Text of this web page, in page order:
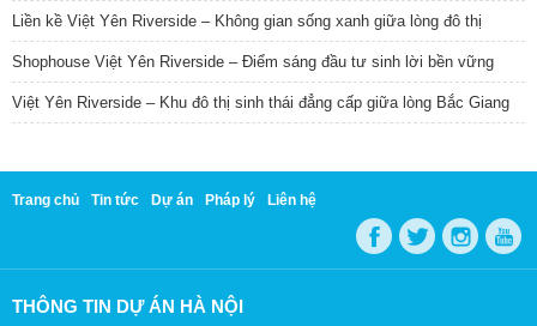
Liền kề Việt Yên Riverside – Không gian sống xanh giữa lòng đô thị
Shophouse Việt Yên Riverside – Điểm sáng đầu tư sinh lời bền vững
Việt Yên Riverside – Khu đô thị sinh thái đẳng cấp giữa lòng Bắc Giang
Trang chủ Tin tức Dự án Pháp lý Liên hệ
THÔNG TIN DỰ ÁN HÀ NỘI